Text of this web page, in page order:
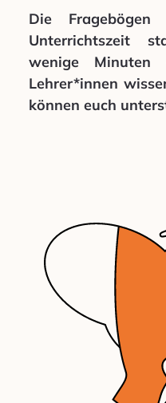
Die
Unterrichtszeit
wenige Minuten
Lehrer*innen
können euch